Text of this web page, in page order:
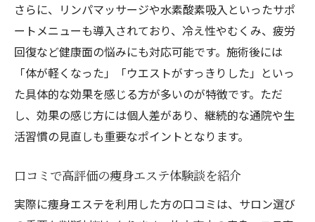
悩みに寄り添う痩身エステの選択ポイント
個別の悩みに対応する痩身エステの選び方
痩身エステ専門サロンでできる悩み別ケア
セルライトやむくみに効く痩身エステ施術
法
体質改善を目指す痩身エステのサポート体
口コミで分かる痩身エステ効果と満足度
続けやすい痩身エステで理想へ近づく秘訣
さらに、リンパマッサージや水素酸素吸入といったサポ
ートメニューも導入されており、冷え性やむくみ、疲労
回復など健康面の悩みにも対応可能です。施術後には
「体が軽くなった」「ウエストがすっきりした」といっ
た具体的な効果を感じる方が多いのが特徴です。ただ
し、効果の感じ方には個人差があり、継続的な通院や生
活習慣の見直しも重要なポイントとなります。
口コミで高評価の痩身エステ体験談を紹介
実際に痩身エステを利用した方の口コミは、サロン選び